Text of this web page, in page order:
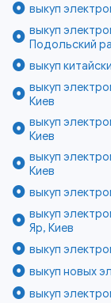
выкуп
выкуп
Подольский
выкуп
выкуп
Киев
выкуп
Киев
выкуп
Киев
выкуп
выкуп
Яр, Киев
выкуп
выкуп новых
выкуп